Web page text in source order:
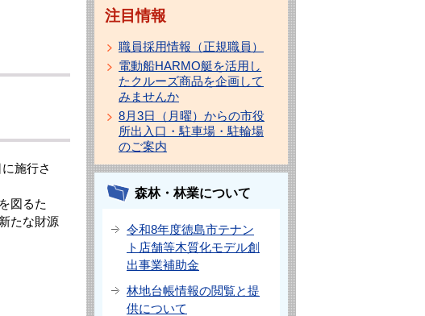
施行さ
図るた
たな財源
注目情報
職員採用情報（正規職員）
電動船HARMO艇を活用し
たクルーズ商品を企画して
みませんか
8月3日（月曜）からの市役
所出入口・駐車場・駐輪場
のご案内
森林・林業について
令和8年度徳島市テナン
ト店舗等木質化モデル創
出事業補助金
林地台帳情報の閲覧と提
供について